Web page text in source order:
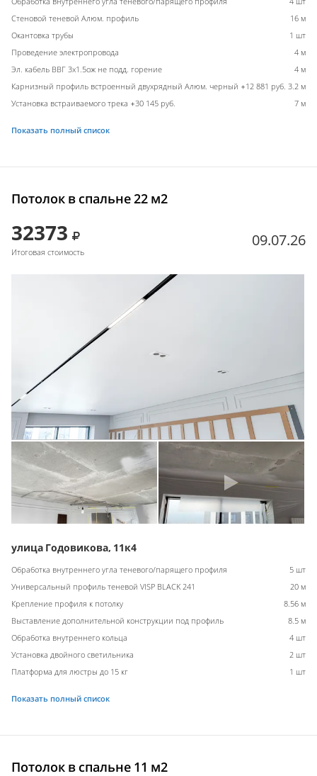
Стеновой теневой Алюм. профиль
16 м
Окантовка трубы
1 шт
Проведение электропровода
4 м
Эл. кабель ВВГ 3х1.5ож не подд. горение
4 м
Карнизный профиль встроенный двухрядный Алюм. черный +12 881 руб. 3.2 м
Установка встраиваемого трека +30 145 руб.
7 м
Показать полный список
Потолок в спальне 22 м2
32373
Итоговая стоимость
09.07.26
улица Годовикова, 11к4
Обработка внутреннего угла теневого/парящего профиля
5 шт
Универсальный профиль теневой VISP BLACK 241
20 м
Крепление профиля к потолку
8.56 м
Выставление дополнительной конструкции под профиль
8.5 м
Обработка внутреннего кольца
4 шт
Установка двойного светильника
2 шт
Платформа для люстры до 15 кг
1 шт
Показать полный список
Потолок в спальне 11 м2